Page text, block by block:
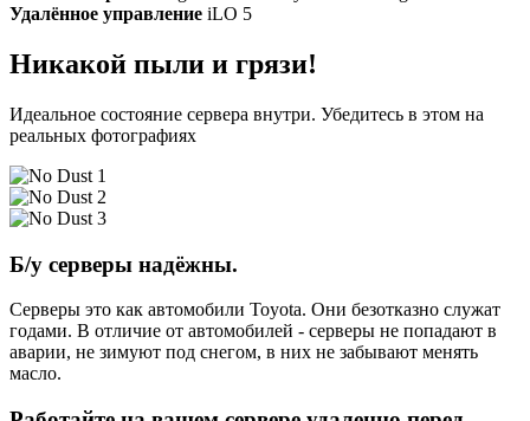
Удалённое управление iLO 5
Никакой пыли и грязи!
Идеальное состояние сервера внутри. Убедитесь в этом на
реальных фотографиях
Б/у серверы надёжны.
Серверы это как автомобили Toyota. Они безотказно служат
годами. В отличие от автомобилей - серверы не попадают в
аварии, не зимуют под снегом, в них не забывают менять
масло.